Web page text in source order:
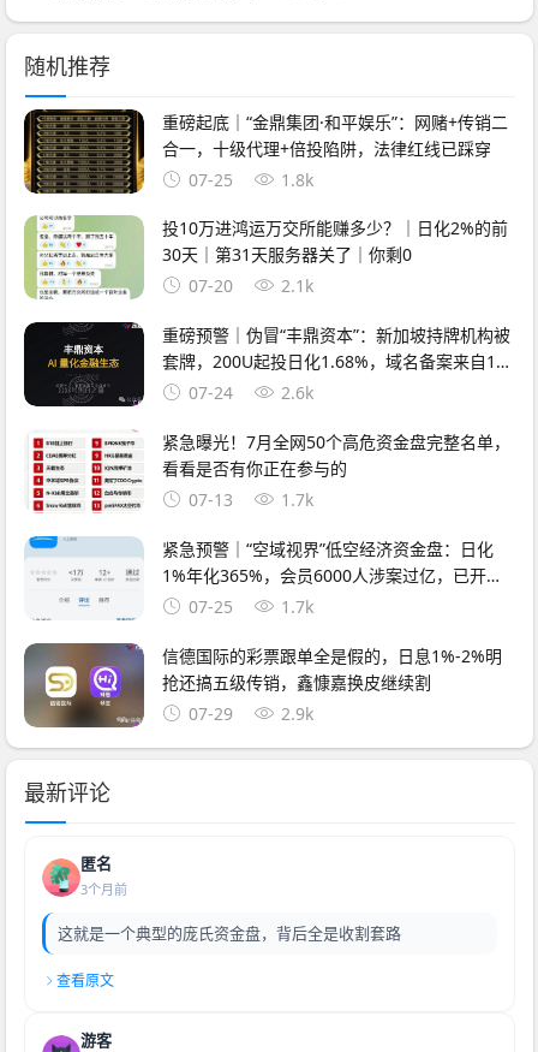
随机推荐
重磅起底｜“金鼎集团·和平娱乐”：网赌+传销二
合一，十级代理+倍投陷阱，法律红线已踩穿
07-25
1.8k
投10万进鸿运万交所能赚多少？｜日化2%的前
30天｜第31天服务器关了｜你剩0
07-20
2.1k
重磅预警｜伪冒“丰鼎资本”：新加坡持牌机构被
套牌，200U起投日化1.68%，域名备案来自1万
元空壳公司
07-24 2.6k
紧急曝光！7月全网50个高危资金盘完整名单，
看看是否有你正在参与的
07-13
1.7k
紧急预警｜“空域视界”低空经济资金盘：日化
1%年化365%，会员6000人涉案过亿，已开始
单割封号——智航智引怎么崩的，它就怎么崩
07-25 1.7k
信德国际的彩票跟单全是假的，日息1%-2%明
抢还搞五级传销，鑫慷嘉换皮继续割
07-29
2.9k
最新评论
匿名
3个月前
这就是一个典型的庞氏资金盘，背后全是收割套路
查看原文
游客